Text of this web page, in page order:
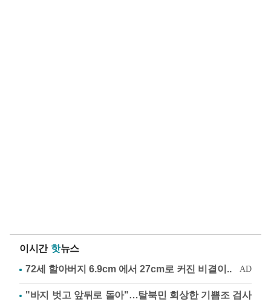
이시간 핫뉴스
"바지 벗고 앞뒤로 돌아"…탈북민 회상한 기쁨조 검사